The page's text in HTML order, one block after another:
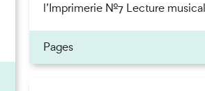
l’Imprimerie n°7 Lecture
Pages